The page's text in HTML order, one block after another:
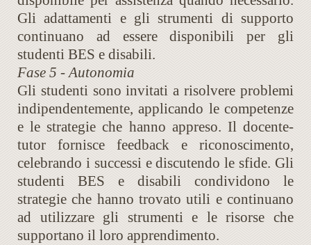
Gli adattamenti e gli strumenti di supporto
continuano ad essere disponibili per gli
studenti BES e disabili.
Fase 5 - Autonomia
Gli studenti sono invitati a risolvere problemi
indipendentemente, applicando le competenze
e le strategie che hanno appreso. Il docente-
tutor fornisce feedback e riconoscimento,
celebrando i successi e discutendo le sfide. Gli
studenti BES e disabili condividono le
strategie che hanno trovato utili e continuano
ad utilizzare gli strumenti e le risorse che
supportano il loro apprendimento.